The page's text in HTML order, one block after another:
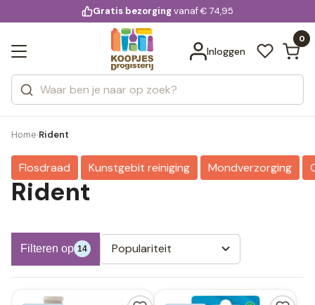
voor 20:00 uur besteld
Gratis bezorgingvanaf € 74,95
Inloggen
0
Zoeken
Categorieën
Merken
Bekijk alle resultaten
Home›Rident
Flosdraad Kunstgebit reiniging Mondverzorging
Rident
Filteren op 14 Populariteit